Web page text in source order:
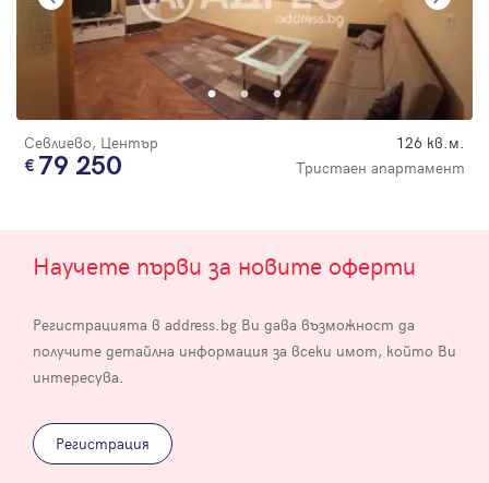
Севлиево, Център 126 кв.м.
79 250 Тристаен апартамент
Научете първи за новите оферти
Регистрацията в address.bg Ви дава възможност да
получите детайлна информация за всеки имот, който Ви
интересува.
Регистрация